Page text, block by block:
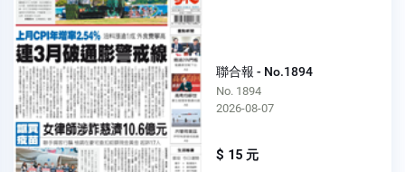
聯合報 - No.1894
No. 1894
2026-08-07
$ 15 元